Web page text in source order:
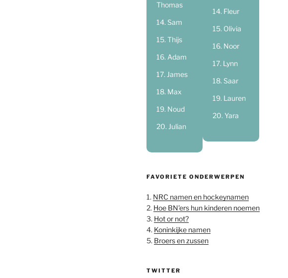
Thomas
Sam
Thijs
Adam
James
Max
Noud
Julian
Fleur
Olivia
Noor
Lynn
Saar
Lauren
Yara
FAVORIETE ONDERWERPEN
1. NRC namen en hockeynamen
2. Hoe BN'ers hun kinderen noemen
3. Hot or not?
4. Koninkijke namen
5. Broers en zussen
TWITTER